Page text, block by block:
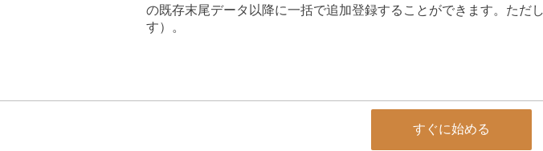
の既存末尾データ以降に一括で追加登録することができます。ただ
す）。
すぐに始める